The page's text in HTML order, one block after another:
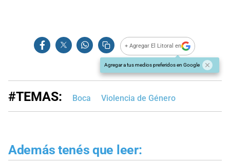
+ Agregar El Litoral en
Agregar a tus medios preferidos en Google
#TEMAS: Boca Violencia de Género
Además tenés que leer: